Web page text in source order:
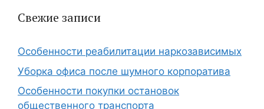
Свежие записи
Особенности реабилитации наркозависимых
Уборка офиса после шумного корпоратива
Особенности покупки остановок
общественного транспорта